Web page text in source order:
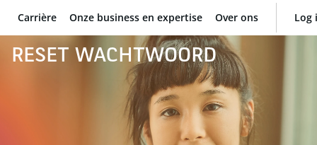
BNP Paribas
Carrière Onze business en expertise Over ons Log
RESET WACHTWOORD